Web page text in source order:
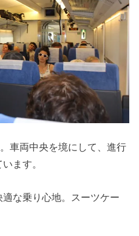
車両中央を境にして、進行
ます。
な乗り心地。スーツケー